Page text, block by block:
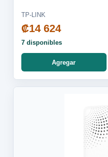
TP-LINK
₡14 624
7 disponibles
Agregar